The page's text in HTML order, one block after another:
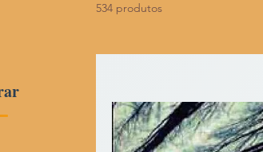
534 produtos